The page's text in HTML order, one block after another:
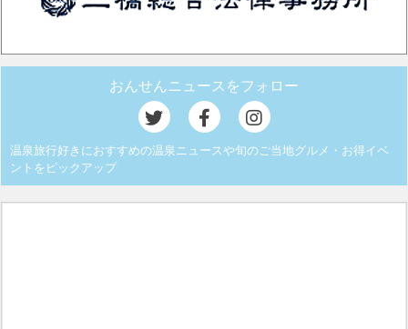
おんせんニュースをフォロー
温泉旅行好きにおすすめの温泉ニュースや旬のご当地グルメ・お得イベ
ントをピックアップ